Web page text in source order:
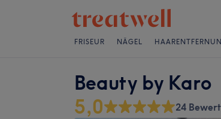
FRISEUR NÄGEL
Beauty by Karo
5,0 24